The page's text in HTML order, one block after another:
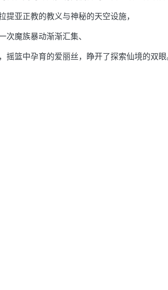
亚正教的教义与神秘的天空设施，
次魔族暴动渐渐汇集、
摇篮中孕育的爱丽丝，睁开了探索仙境的双眼